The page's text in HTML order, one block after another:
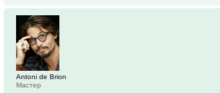
Antoni de Brion
Мастер